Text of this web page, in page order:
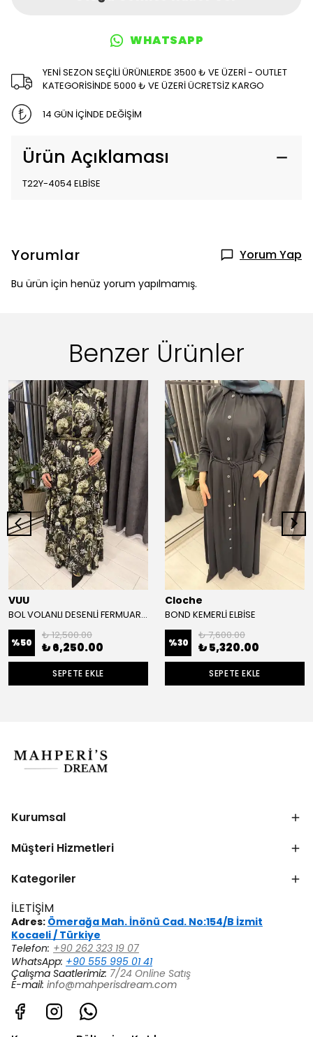
WHATSAPP
YENİ SEZON SEÇİLİ ÜRÜNLERDE 3500 ₺ VE ÜZERİ - OUTLET
KATEGORİSİNDE 5000 ₺ VE ÜZERİ ÜCRETSİZ KARGO
14 GÜN İÇİNDE DEĞİŞİM
Ürün Açıklaması
T22Y-4054 ELBİSE
Yorumlar Yorum Yap
Bu ürün için henüz yorum yapılmamış.
Benzer Ürünler
VUU
BOL VOLANLI DESENLİ FERMUARLI ELBİSE
%50
₺ 12,500.00
₺ 6,250.00
SEPETE EKLE
Cloche
BOND KEMERLİ ELBİSE
%30
₺ 7,600.00
₺ 5,320.00
SEPETE EKLE
Kurumsal
Müşteri Hizmetleri
Kategoriler
İLETİŞİM
Adres: Ömerağa Mah. İnönü Cad. No:154/B İzmit
Kocaeli / Türkiye
Telefon: +90 262 323 19 07
WhatsApp: +90 555 995 01 41
Çalışma Saatlerimiz: 7/24 Online Satış
E-mail: info@mahperisdream.com